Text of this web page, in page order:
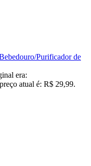
Purificador de
era:
atual é: R$ 29,99.